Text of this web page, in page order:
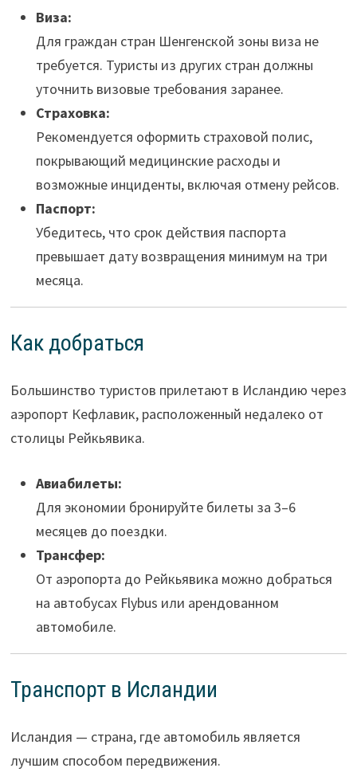
Виза:
Для граждан стран Шенгенской зоны виза не
требуется. Туристы из других стран должны
уточнить визовые требования заранее.
Страховка:
Рекомендуется оформить страховой полис,
покрывающий медицинские расходы и
возможные инциденты, включая отмену рейсов.
Паспорт:
Убедитесь, что срок действия паспорта
превышает дату возвращения минимум на три
месяца.
Как добраться
Большинство туристов прилетают в Исландию через
аэропорт Кефлавик, расположенный недалеко от
столицы Рейкьявика.
Авиабилеты:
Для экономии бронируйте билеты за 3–6
месяцев до поездки.
Трансфер:
От аэропорта до Рейкьявика можно добраться
на автобусах Flybus или арендованном
автомобиле.
Транспорт в Исландии
Исландия — страна, где автомобиль является
лучшим способом передвижения.